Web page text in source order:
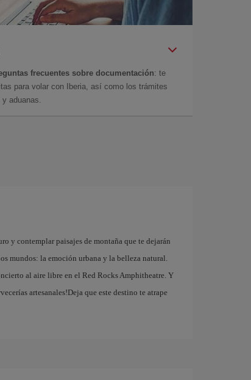
frecuentes sobre documentación: te
para volar con Iberia, así como los trámites
aduanas.
y contemplar paisajes de montaña que te dejarán
mundos: la emoción urbana y la belleza natural.
al aire libre en el Red Rocks Amphitheatre. Y
artesanales!Deja que este destino te atrape